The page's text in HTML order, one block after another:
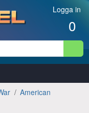
Logga in
0
American